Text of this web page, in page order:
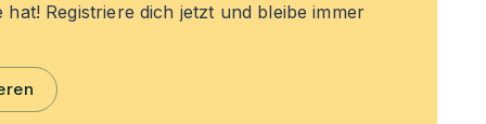
hat! Registriere dich jetzt und bleibe immer